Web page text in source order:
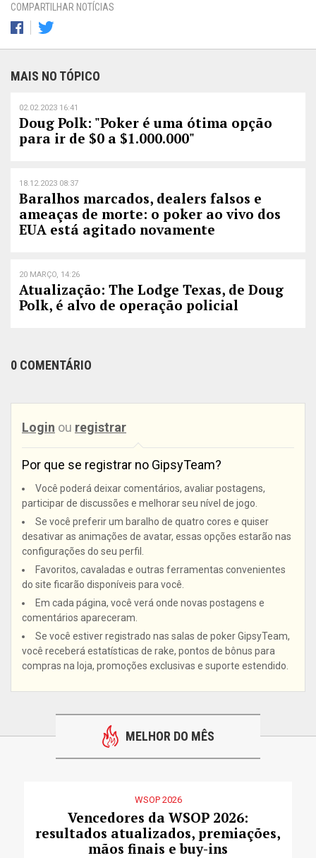
COMPARTILHAR NOTÍCIAS
MAIS NO TÓPICO
02.02.2023 16:41
Doug Polk: "Poker é uma ótima opção
para ir de $0 a $1.000.000"
18.12.2023 08:37
Baralhos marcados, dealers falsos e
ameaças de morte: o poker ao vivo dos
EUA está agitado novamente
20 MARÇO, 14:26
Atualização: The Lodge Texas, de Doug
Polk, é alvo de operação policial
0 COMENTÁRIO
Login ou registrar
Por que se registrar no GipsyTeam?
Você poderá deixar comentários, avaliar postagens,
participar de discussões e melhorar seu nível de jogo.
Se você preferir um baralho de quatro cores e quiser
desativar as animações de avatar, essas opções estarão nas
configurações do seu perfil.
Favoritos, cavaladas e outras ferramentas convenientes
do site ficarão disponíveis para você.
Em cada página, você verá onde novas postagens e
comentários apareceram.
Se você estiver registrado nas salas de poker GipsyTeam,
você receberá estatísticas de rake, pontos de bônus para
compras na loja, promoções exclusivas e suporte estendido.
MELHOR DO MÊS
WSOP 2026
Vencedores da WSOP 2026:
resultados atualizados, premiações,
mãos finais e buy-ins